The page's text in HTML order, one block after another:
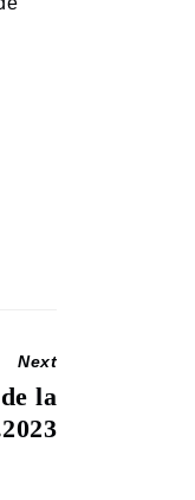
Next
la